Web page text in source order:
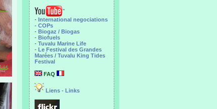
- International negociations
- COPs
- Biogaz / Biogas
- Biofuels
- Tuvalu Marine Life
- Le Festival des Grandes
Marées / Tuvalu King Tides
Festival
FAQ
Liens - Links